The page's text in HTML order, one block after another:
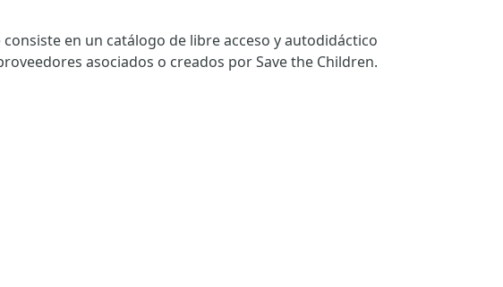
en un catálogo de libre acceso y autodidáctico
asociados o creados por Save the Children.